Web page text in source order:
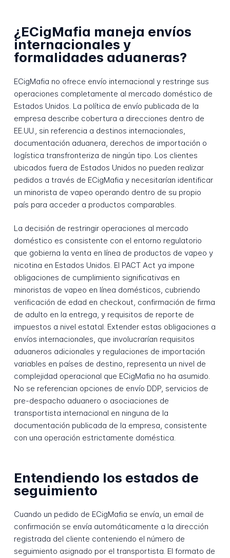
¿ECigMafia maneja envíos
internacionales y
formalidades aduaneras?
ECigMafia no ofrece envío internacional y restringe sus
operaciones completamente al mercado doméstico de
Estados Unidos. La política de envío publicada de la
empresa describe cobertura a direcciones dentro de
EE.UU., sin referencia a destinos internacionales,
documentación aduanera, derechos de importación o
logística transfronteriza de ningún tipo. Los clientes
ubicados fuera de Estados Unidos no pueden realizar
pedidos a través de ECigMafia y necesitarían identificar
un minorista de vapeo operando dentro de su propio
país para acceder a productos comparables.
La decisión de restringir operaciones al mercado
doméstico es consistente con el entorno regulatorio
que gobierna la venta en línea de productos de vapeo y
nicotina en Estados Unidos. El PACT Act ya impone
obligaciones de cumplimiento significativas en
minoristas de vapeo en línea domésticos, cubriendo
verificación de edad en checkout, confirmación de firma
de adulto en la entrega, y requisitos de reporte de
impuestos a nivel estatal. Extender estas obligaciones a
envíos internacionales, que involucrarían requisitos
aduaneros adicionales y regulaciones de importación
variables en países de destino, representa un nivel de
complejidad operacional que ECigMafia no ha asumido.
No se referencian opciones de envío DDP, servicios de
pre-despacho aduanero o asociaciones de
transportista internacional en ninguna de la
documentación publicada de la empresa, consistente
con una operación estrictamente doméstica.
Entendiendo los estados de
seguimiento
Cuando un pedido de ECigMafia se envía, un email de
confirmación se envía automáticamente a la dirección
registrada del cliente conteniendo el número de
seguimiento asignado por el transportista. El formato de